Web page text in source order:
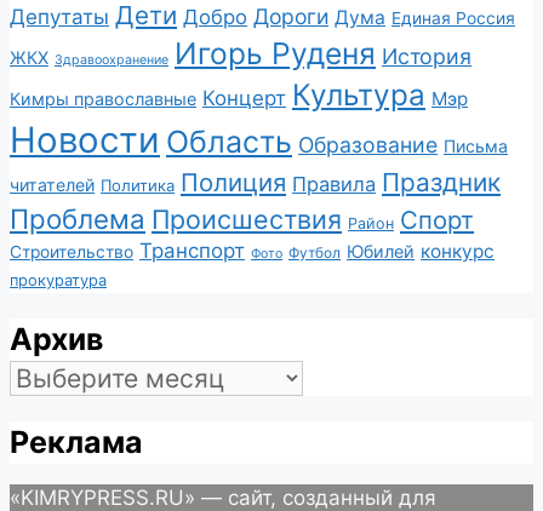
Депутаты Дети Добро Дороги Дума Единая Россия
ЖКХ Здравоохранение Игорь Руденя История
Кимры православные Концерт Культура Мэр
Новости Область Образование Письма
читателей Политика Полиция Правила Праздник
Проблема Происшествия Район Спорт
Строительство Транспорт Фото Футбол Юбилей конкурс
прокуратура
Архив
Архив
Реклама
«KIMRYPRESS.RU» — сайт, созданный для